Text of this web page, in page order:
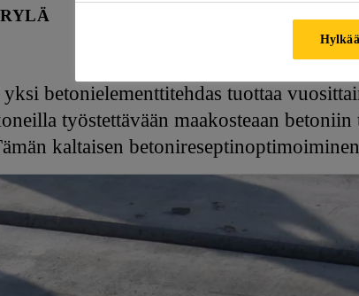
betonielementtitehdas tuottaa
työstettävään maakosteaan
kaltaisen